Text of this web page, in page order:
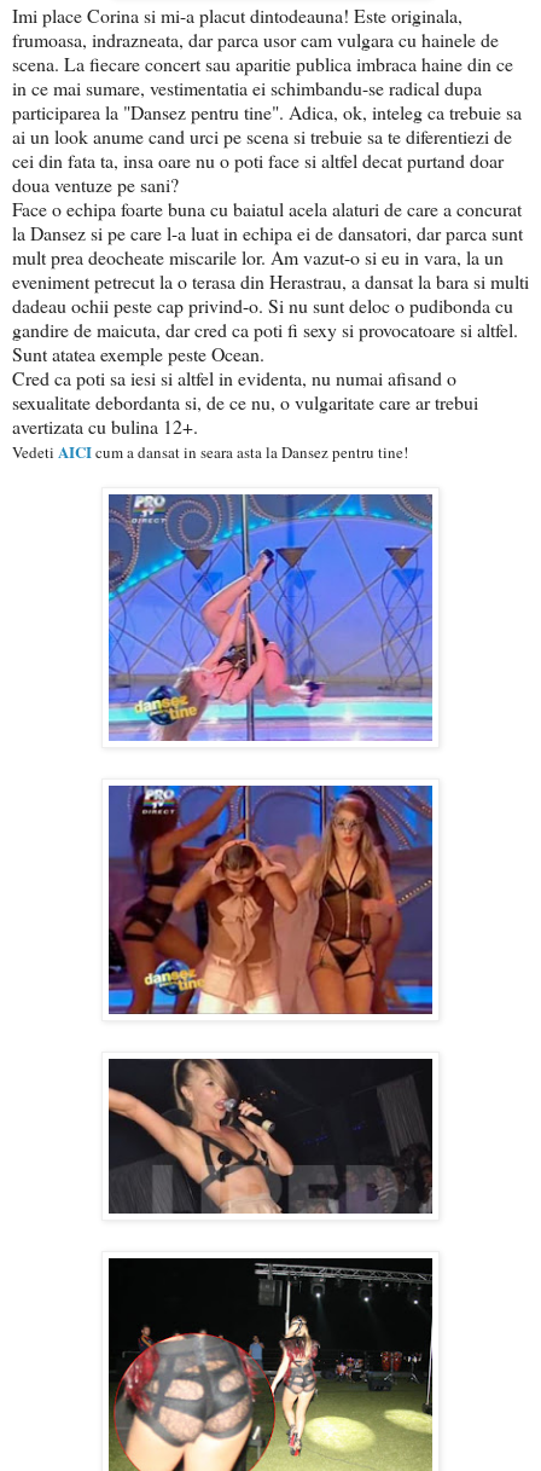
Imi place Corina si mi-a placut dintodeauna! Este originala,
frumoasa, indrazneata, dar parca usor cam vulgara cu hainele de
scena. La fiecare concert sau aparitie publica imbraca haine din ce
in ce mai sumare, vestimentatia ei schimbandu-se radical dupa
participarea la "Dansez pentru tine". Adica, ok, inteleg ca trebuie sa
ai un look anume cand urci pe scena si trebuie sa te diferentiezi de
cei din fata ta, insa oare nu o poti face si altfel decat purtand doar
doua ventuze pe sani?
Face o echipa foarte buna cu baiatul acela alaturi de care a concurat
la Dansez si pe care l-a luat in echipa ei de dansatori, dar parca sunt
mult prea deocheate miscarile lor. Am vazut-o si eu in vara, la un
eveniment petrecut la o terasa din Herastrau, a dansat la bara si multi
dadeau ochii peste cap privind-o. Si nu sunt deloc o pudibonda cu
gandire de maicuta, dar cred ca poti fi sexy si provocatoare si altfel.
Sunt atatea exemple peste Ocean.
Cred ca poti sa iesi si altfel in evidenta, nu numai afisand o
sexualitate debordanta si, de ce nu, o vulgaritate care ar trebui
avertizata cu bulina 12+.
Vedeti AICIcum a dansat in seara asta la Dansez pentru tine!